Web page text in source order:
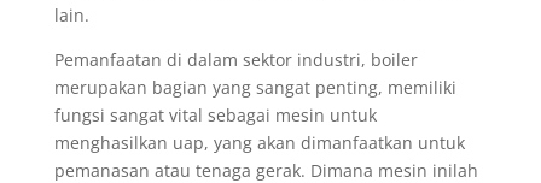
lain.
Pemanfaatan di dalam sektor industri, boiler
merupakan bagian yang sangat penting, memiliki
fungsi sangat vital sebagai mesin untuk
menghasilkan uap, yang akan dimanfaatkan untuk
pemanasan atau tenaga gerak. Dimana mesin inilah